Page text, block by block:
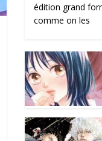
édition grand
comme on les